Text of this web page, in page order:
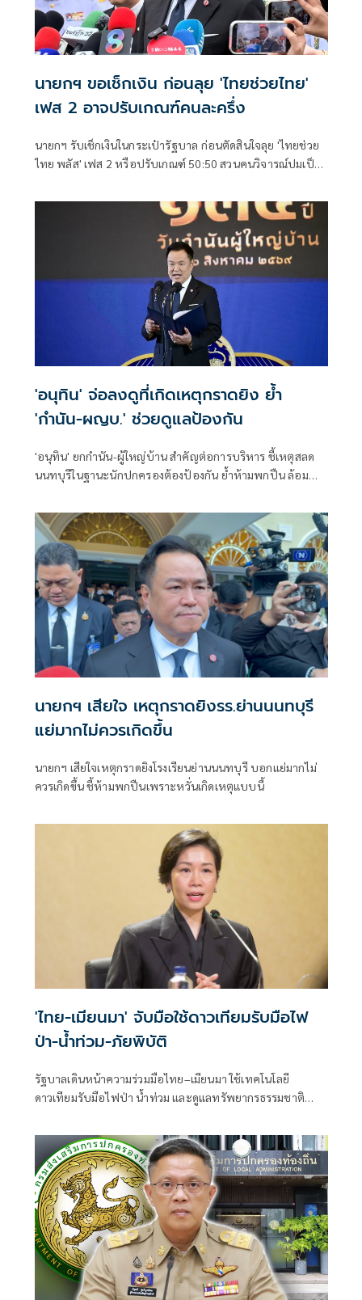
นายกฯ ขอเช็กเงิน ก่อนลุย 'ไทยช่วยไทย'
เฟส 2 อาจปรับเกณฑ์คนละครึ่ง
นายกฯ รับเช็กเงินในกระเป๋ารัฐบาล ก่อนตัดสินใจลุย 'ไทยช่วย
ไทย พลัส' เฟส 2 หรือปรับเกณฑ์ 50:50 สวนคนวิจารณ์ปมเป็น
แข็งแรง
'อนุทิน' จ่อลงดูที่เกิดเหตุกราดยิง ย้ำ
'กำนัน-ผญบ.' ช่วยดูแลป้องกัน
'อนุทิน' ยกกำนัน-ผู้ใหญ่บ้าน สำคัญต่อการบริหาร ชี้เหตุสลด
นนทบุรีในฐานะนักปกครองต้องป้องกัน ย้ำห้ามพกปืน ล้อม
ที่เกิดเหตุ
นายกฯ เสียใจ เหตุกราดยิงรร.ย่านนนทบุรี
แย่มากไม่ควรเกิดขึ้น
นายกฯ เสียใจเหตุกราดยิงโรงเรียนย่านนนทบุรี บอกแย่มากไม่
ควรเกิดขึ้น ชี้ห้ามพกปืนเพราะหวั่นเกิดเหตุแบบนี้
'ไทย-เมียนมา' จับมือใช้ดาวเทียมรับมือไฟ
ป่า-น้ำท่วม-ภัยพิบัติ
รัฐบาลเดินหน้าความร่วมมือไทย–เมียนมา ใช้เทคโนโลยี
ดาวเทียมรับมือไฟป่า น้ำท่วม และดูแลทรัพยากรธรรมชาติ